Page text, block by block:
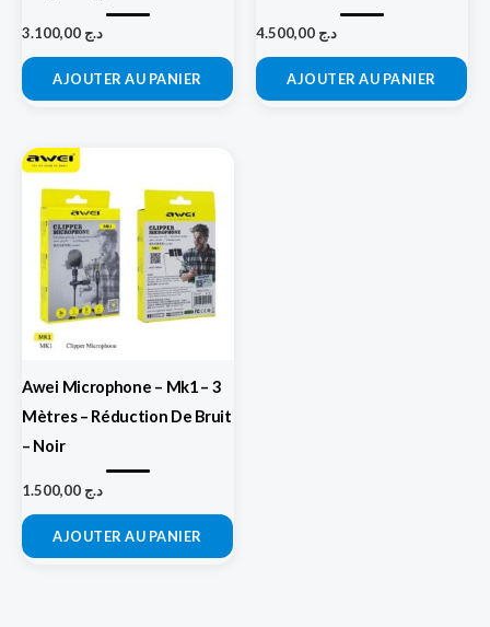
د.ج
AJOUTER AU PANIER
د.ج
AJOUTER AU PANIER
Awei Microphone – Mk1 – 3
Mètres – Réduction De Bruit
– Noir
د.ج
AJOUTER AU PANIER